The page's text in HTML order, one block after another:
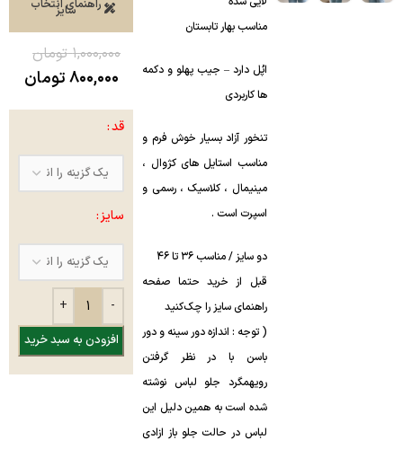
مناسب بهار تابستان
اپُل دارد – جیب پهلو و دکمه
ها کاربردی
تنخور آزاد بسیار خوش فرم و
مناسب استایل های کژوال ،
مینیمال ، کلاسیک ، رسمی و
اسپرت است .
دو سایز / مناسب ۳۶ تا ۴۶
قبل از خرید حتما صفحه
راهنمای سایز را چک‌کنید
( توجه : اندازه دور سینه و دور
باسن با در نظر گرفتن
رویهمگرد جلو لباس نوشته
شده است به همین دلیل این
لباس در حالت جلو باز ازادی
راهنمای انتخاب
سایز
۱,۰۰۰,۰۰۰ تومان
۸۰۰,۰۰۰تومان
قد
سایز
افزودن به سبد خرید